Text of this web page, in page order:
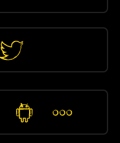
Partilhar
no
Android